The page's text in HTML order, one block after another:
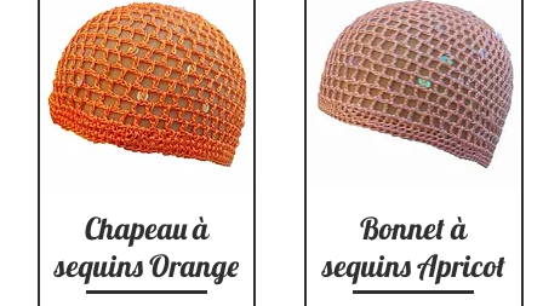
Aperçu rapide
Chapeau à
sequins Orange
Aperçu rapide
Bonnet à
sequins Apricot